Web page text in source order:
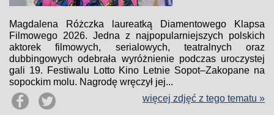
Magdalena Różczka laureatką Diamentowego Klapsa
Filmowego 2026. Jedna z najpopularniejszych polskich
aktorek filmowych, serialowych, teatralnych oraz
dubbingowych odebrała wyróżnienie podczas uroczystej
gali 19. Festiwalu Lotto Kino Letnie Sopot–Zakopane na
sopockim molu. Nagrodę wręczył jej...
więcej zdjęć z tego tematu »